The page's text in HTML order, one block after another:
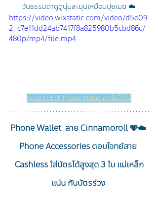
วันธรรมดาดูดูนุ่มละมุนเหมือนปุยเมฆ ☁️
https://video.wixstatic.com/video/d5e09
2_c7e11dd24ab7417f8a825980b5cbd86c/
480p/mp4/file.mp4
กดสั่ง SHEEP Phone Wallet กดสั่งได้ที่นี่
Phone Wallet  ลาย Cinnamoroll 🩵☁️
Phone Accessories ตอบโจทย์สาย
Cashless ใส่บัตรได้สูงสุด 3 ใบ แม่เหล็ก
แน่น กันบัตรร่วง